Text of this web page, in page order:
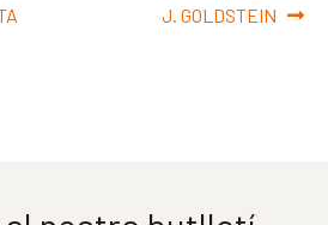
Pròxima
J. GOLDSTEIN